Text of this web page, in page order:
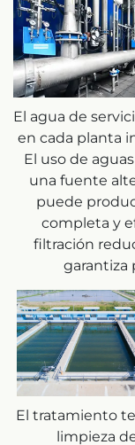
El agua de
en cada planta
El uso de
una fuente
puede
completa y
filtración
garantiza
El tratamiento
limpieza